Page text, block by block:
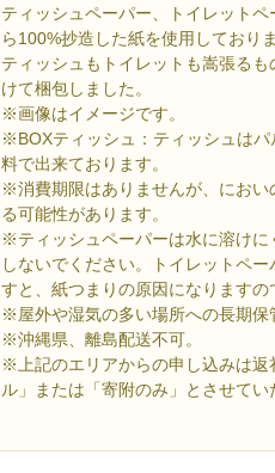
ティッシュペーパー、トイレット
ら100%抄造した紙を使用しておりま
ティッシュもトイレットも嵩張る
けて梱包しました。
※画像はイメージです。
※BOXティッシュ：ティッシュは
料で出来ております。
※消費期限はありませんが、におい
る可能性があります。
※ティッシュペーパーは水に溶けに
しないでください。トイレットペ
すと、紙つまりの原因になりますの
※屋外や湿気の多い場所への長期保
※沖縄県、離島配送不可。
※上記のエリアからの申し込みは返
ル」または「寄附のみ」とさせてい